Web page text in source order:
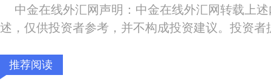
中金在线外汇网声明：中金在线外汇网转载上
述，仅供投资者参考，并不构成投资建议。投资
推荐阅读